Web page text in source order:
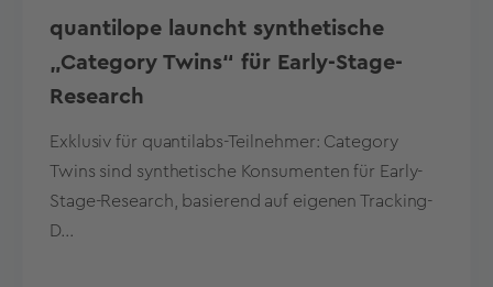
quantilope launcht synthetische
„Category Twins“ für Early-Stage-
Research
Exklusiv für quantilabs-Teilnehmer: Category
Twins sind synthetische Konsumenten für Early-
Stage-Research, basierend auf eigenen Tracking-
D...